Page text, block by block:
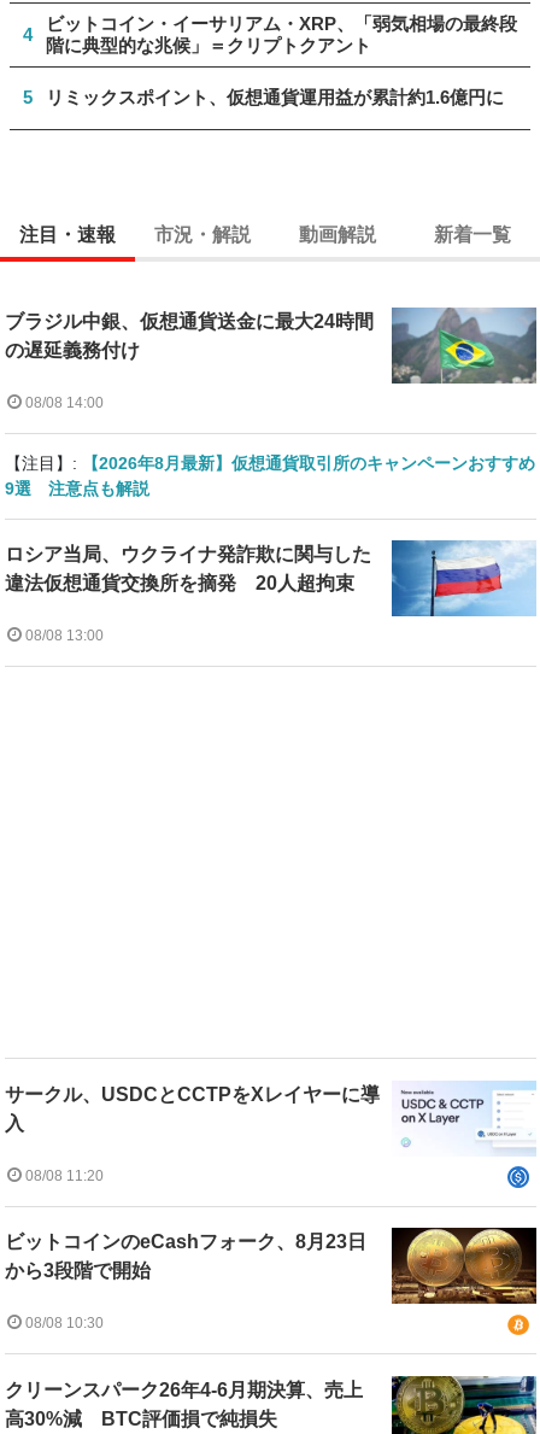
4
ビットコイン・イーサリアム・XRP、「弱気相場の最終段
階に典型的な兆候」＝クリプトクアント
5 リミックスポイント、仮想通貨運用益が累計約1.6億円に
注目・速報 市況・解説 動画解説 新着一覧
ブラジル中銀、仮想通貨送金に最大24時間
の遅延義務付け
08/08 14:00
【注目】:
【2026年8月最新】仮想通貨取引所のキャンペーンおすすめ
9選 注意点も解説
ロシア当局、ウクライナ発詐欺に関与した
違法仮想通貨交換所を摘発 20人超拘束
08/08 13:00
サークル、USDCとCCTPをXレイヤーに導
入
08/08 11:20
ビットコインのeCashフォーク、8月23日
から3段階で開始
08/08 10:30
クリーンスパーク26年4-6月期決算、売上
高30%減 BTC評価損で純損失